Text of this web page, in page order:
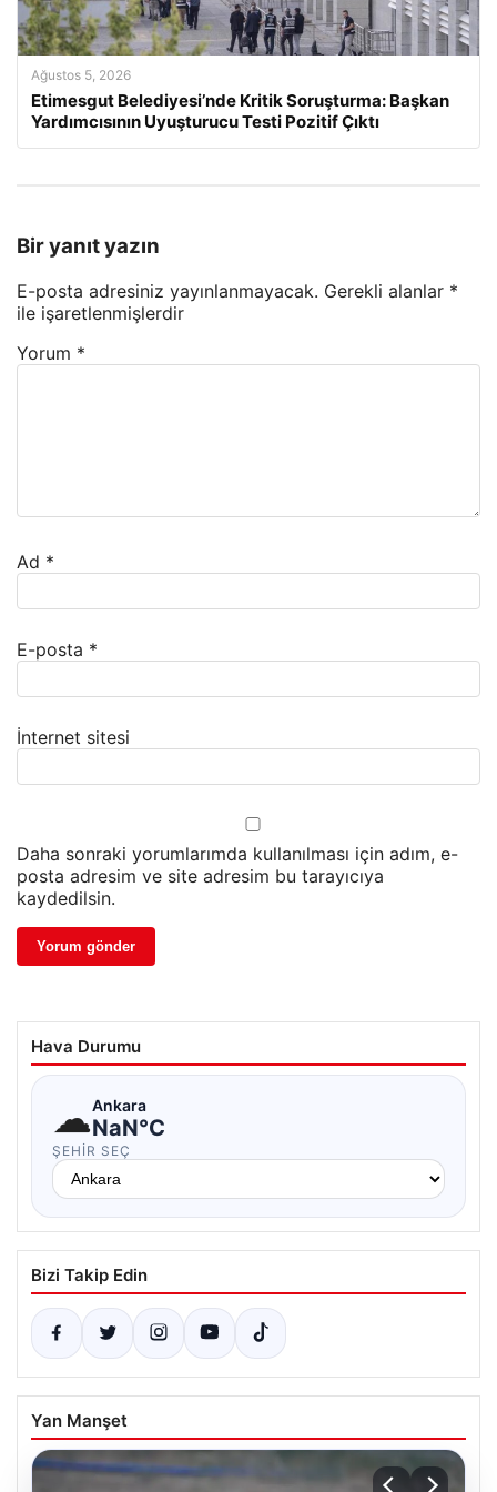
Ağustos 5, 2026
Etimesgut Belediyesi’nde Kritik Soruşturma: Başkan
Yardımcısının Uyuşturucu Testi Pozitif Çıktı
Bir yanıt yazın
E-posta adresiniz yayınlanmayacak. Gerekli alanlar *
ile işaretlenmişlerdir
Yorum *
Ad *
E-posta *
İnternet sitesi
Daha sonraki yorumlarımda kullanılması için adım, e-
posta adresim ve site adresim bu tarayıcıya
kaydedilsin.
Hava Durumu
☁Ankara
NaN°C
ŞEHIR SEÇ
Bizi Takip Edin
Yan Manşet